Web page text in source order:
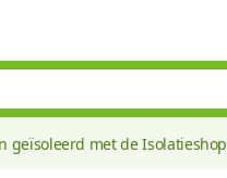
geïsoleerd met de Isolatieshop